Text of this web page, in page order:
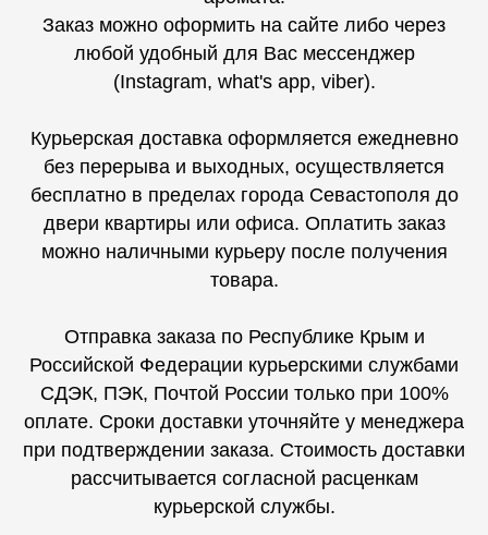
Заказ можно оформить на сайте либо через
любой удобный для Вас мессенджер
(Instagram, what's app, viber).
Курьерская доставка оформляется ежедневно
без перерыва и выходных, осуществляется
бесплатно в пределах города Севастополя до
двери квартиры или офиса. Оплатить заказ
можно наличными курьеру после получения
товара.
Отправка заказа по Республике Крым и
Российской Федерации курьерскими службами
СДЭК, ПЭК, Почтой России только при 100%
оплате. Сроки доставки уточняйте у менеджера
при подтверждении заказа. Стоимость доставки
рассчитывается согласной расценкам
курьерской службы.